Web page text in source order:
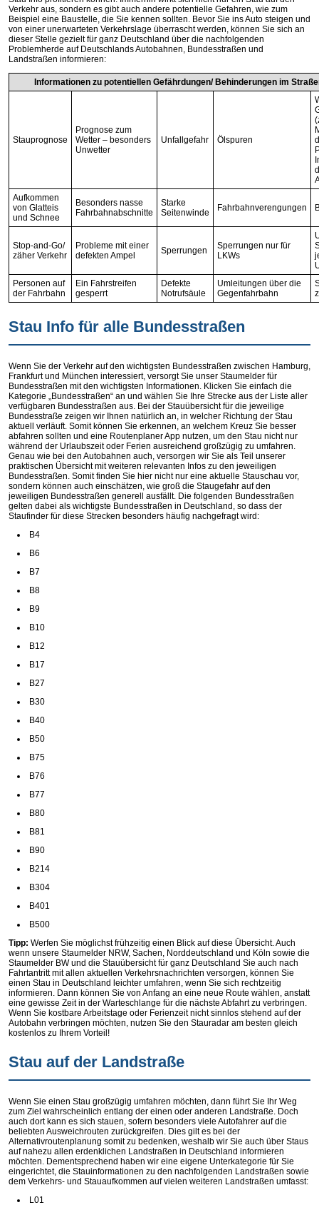
Verkehr aus, sondern es gibt auch andere potentielle Gefahren, wie zum
Beispiel eine Baustelle, die Sie kennen sollten. Bevor Sie ins Auto steigen und
von einer unerwarteten Verkehrslage überrascht werden, können Sie sich an
dieser Stelle gezielt für ganz Deutschland über die nachfolgenden
Problemherde auf Deutschlands Autobahnen, Bundesstraßen und
Landstraßen informieren:
Informationen zu potentiellen Gefährdungen/ Behinderungen im
Stauprognose
Prognose zum
Wetter – besonders
Unwetter
Unfallgefahr Ölspuren
Aufkommen
von Glatteis
und Schnee
Besonders nasse
Fahrbahnabschnitte
Starke
Seitenwinde
Fahrbahnverengungen
Stop-and-Go/
zäher Verkehr
Probleme mit einer
defekten Ampel
Sperrungen
Sperrungen nur für
LKWs
Personen auf
der Fahrbahn
Ein Fahrstreifen
gesperrt
Defekte
Notrufsäule
Umleitungen über die
Gegenfahrbahn
Stau Info für alle Bundesstraßen
Wenn Sie der Verkehr auf den wichtigsten Bundesstraßen zwischen Hamburg,
Frankfurt und München interessiert, versorgt Sie unser Staumelder für
Bundesstraßen mit den wichtigsten Informationen. Klicken Sie einfach die
Kategorie „Bundesstraßen“ an und wählen Sie Ihre Strecke aus der Liste aller
verfügbaren Bundesstraßen aus. Bei der Stauübersicht für die jeweilige
Bundesstraße zeigen wir Ihnen natürlich an, in welcher Richtung der Stau
aktuell verläuft. Somit können Sie erkennen, an welchem Kreuz Sie besser
abfahren sollten und eine Routenplaner App nutzen, um den Stau nicht nur
während der Urlaubszeit oder Ferien ausreichend großzügig zu umfahren.
Genau wie bei den Autobahnen auch, versorgen wir Sie als Teil unserer
praktischen Übersicht mit weiteren relevanten Infos zu den jeweiligen
Bundesstraßen. Somit finden Sie hier nicht nur eine aktuelle Stauschau vor,
sondern können auch einschätzen, wie groß die Staugefahr auf den
jeweiligen Bundesstraßen generell ausfällt. Die folgenden Bundesstraßen
gelten dabei als wichtigste Bundesstraßen in Deutschland, so dass der
Staufinder für diese Strecken besonders häufig nachgefragt wird:
B4
B6
B7
B8
B9
B10
B12
B17
B27
B30
B40
B50
B75
B76
B77
B80
B81
B90
B214
B304
B401
B500
Tipp: Werfen Sie möglichst frühzeitig einen Blick auf diese Übersicht. Auch
wenn unsere Staumelder NRW, Sachen, Norddeutschland und Köln sowie die
Staumelder BW und die Stauübersicht für ganz Deutschland Sie auch nach
Fahrtantritt mit allen aktuellen Verkehrsnachrichten versorgen, können Sie
einen Stau in Deutschland leichter umfahren, wenn Sie sich rechtzeitig
informieren. Dann können Sie von Anfang an eine neue Route wählen, anstatt
eine gewisse Zeit in der Warteschlange für die nächste Abfahrt zu verbringen.
Wenn Sie kostbare Arbeitstage oder Ferienzeit nicht sinnlos stehend auf der
Autobahn verbringen möchten, nutzen Sie den Stauradar am besten gleich
kostenlos zu Ihrem Vorteil!
Stau auf der Landstraße
Wenn Sie einen Stau großzügig umfahren möchten, dann führt Sie Ihr Weg
zum Ziel wahrscheinlich entlang der einen oder anderen Landstraße. Doch
auch dort kann es sich stauen, sofern besonders viele Autofahrer auf die
beliebten Ausweichrouten zurückgreifen. Dies gilt es bei der
Alternativroutenplanung somit zu bedenken, weshalb wir Sie auch über Staus
auf nahezu allen erdenklichen Landstraßen in Deutschland informieren
möchten. Dementsprechend haben wir eine eigene Unterkategorie für Sie
eingerichtet, die Stauinformationen zu den nachfolgenden Landstraßen sowie
dem Verkehrs- und Stauaufkommen auf vielen weiteren Landstraßen umfasst:
L01